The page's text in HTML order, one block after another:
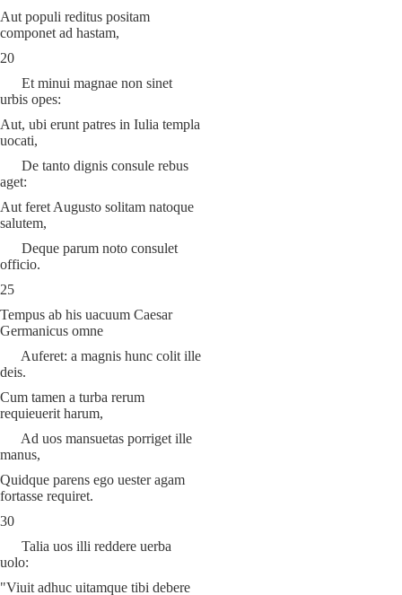
Aut populi reditus positam
componet ad hastam,
20
Et minui magnae non sinet
urbis opes:
Aut, ubi erunt patres in Iulia templa
uocati,
De tanto dignis consule rebus
aget:
Aut feret Augusto solitam natoque
salutem,
Deque parum noto consulet
officio.
25
Tempus ab his uacuum Caesar
Germanicus omne
Auferet: a magnis hunc colit ille
deis.
Cum tamen a turba rerum
requieuerit harum,
Ad uos mansuetas porriget ille
manus,
Quidque parens ego uester agam
fortasse requiret.
30
Talia uos illi reddere uerba
uolo:
"Viuit adhuc uitamque tibi debere